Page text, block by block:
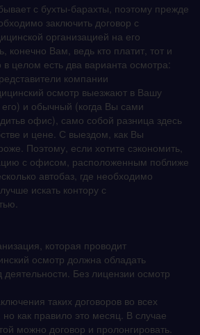
с бухты-барахты, поэтому прежде
заключить договор с
организацией на его
конечно Вам, ведь кто платит, тот и
в целом есть два варианта осмотра:
компании
осмотр выезжают в Вашу
и обычный (когда Вы сами
офис), само собой разница здесь
и цене. С выездом, как Вы
Поэтому, если хотите сэкономить,
с офисом, расположенным поближе
автобаз, где необходимо
искать контору с
которая проводит
осмотр должна обладать
деятельности. Без лицензии осмотр
таких договоров во всех
как правило это месяц. В случае
можно договор и пролонгировать.